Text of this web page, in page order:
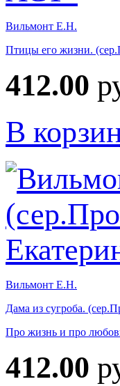
Вильмонт Е.Н.
Птицы его жизни.
412.00
В
Вильмонт Е.Н.
Дама из сугроба.
Про жизнь и про
412.00